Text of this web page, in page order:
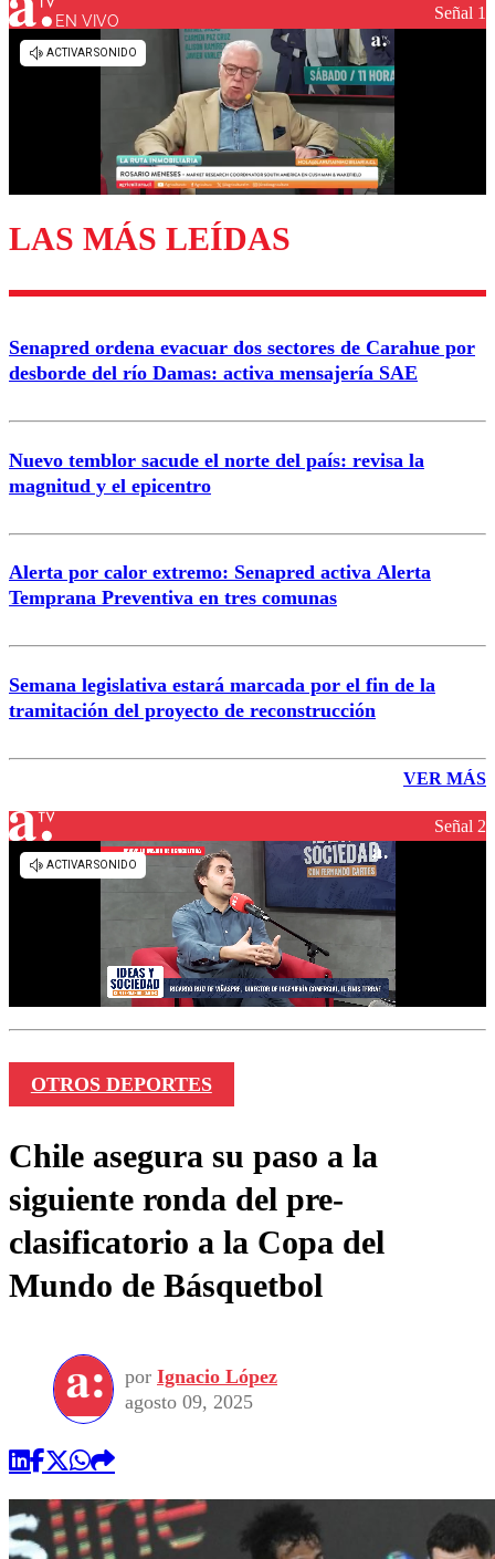
Los comentarios son moderados para garantizar un
diálogo respetuoso.
Enviar comentario
EN VIVO Señal 1
LAS MÁS LEÍDAS
Senapred ordena evacuar dos sectores de Carahue por
desborde del río Damas: activa mensajería SAE
Nuevo temblor sacude el norte del país: revisa la
magnitud y el epicentro
Alerta por calor extremo: Senapred activa Alerta
Temprana Preventiva en tres comunas
Semana legislativa estará marcada por el fin de la
tramitación del proyecto de reconstrucción
VER MÁS
Señal 2
OTROS DEPORTES
Chile asegura su paso a la
siguiente ronda del pre-
clasificatorio a la Copa del
Mundo de Básquetbol
por Ignacio López
agosto 09, 2025